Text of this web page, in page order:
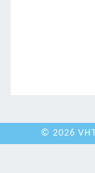
© 2026